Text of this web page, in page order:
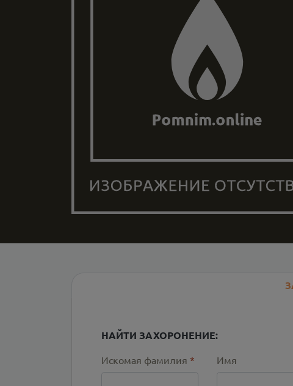
НАЙТИ ЗАХОРОНЕНИЕ:
Искомая фамилия * Имя